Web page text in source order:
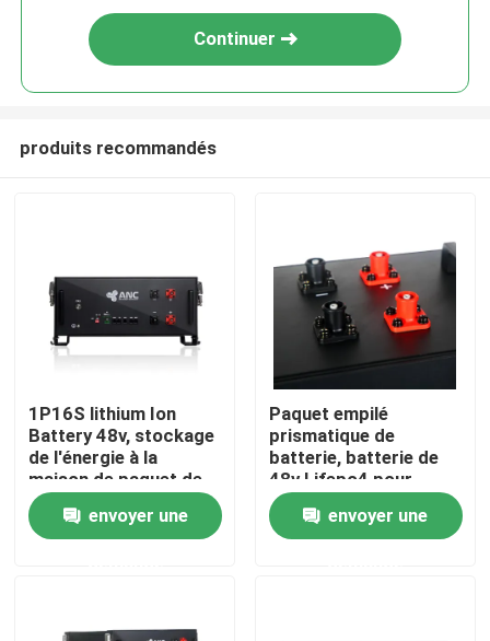
Aperçu
Produits
Visite d'usine
Continuer
produits recommandés
1P16S lithium Ion
Battery 48v, stockage
de l'énergie à la
maison de paquet de
la batterie Lifepo4
envoyer une
Paquet empilé
prismatique de
batterie, batterie de
48v Lifepo4 pour
l'usage à la maison
envoyer une